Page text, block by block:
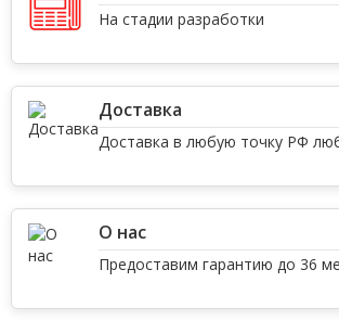
На стадии разработки
Доставка
Доставка в любую точку РФ
О нас
Предоставим гарантию до 36